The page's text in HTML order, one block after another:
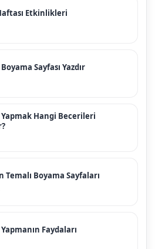
Etkinlikleri
Sayfası Yazdır
Hangi Becerileri
Temalı Boyama Sayfaları
Faydaları